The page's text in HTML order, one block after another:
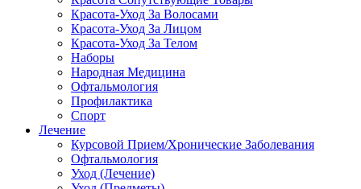
Красота-Уход За Волосами
Красота-Уход За Лицом
Красота-Уход За Телом
Наборы
Народная Медицина
Офтальмология
Профилактика
Спорт
Лечение
Курсовой Прием/Хронические Заболевания
Офтальмология
Уход (Лечение)